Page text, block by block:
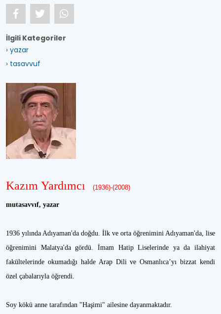
İlgili Kategoriler
› yazar
› tasavvuf
Kazım Yardımcı (1936)-(2008)
mutasavvıf, yazar
1936 yılında Adıyaman'da doğdu. İlk ve orta öğrenimini Adıyaman'da, lise
öğrenimini Malatya'da gördü. İmam Hatip Liselerinde ya da ilahiyat
fakültelerinde okumadığı halde Arap Dili ve Osmanlıca’yı bizzat kendi
özel çabalarıyla öğrendi.
Soy kökü anne tarafından "Haşimi" ailesine dayanmaktadır.